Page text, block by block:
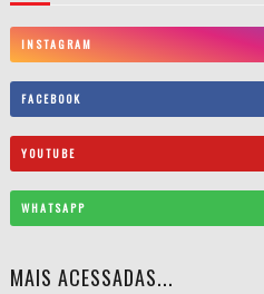
INSTAGRAM
FACEBOOK
YOUTUBE
WHATSAPP
MAIS ACESSADAS...